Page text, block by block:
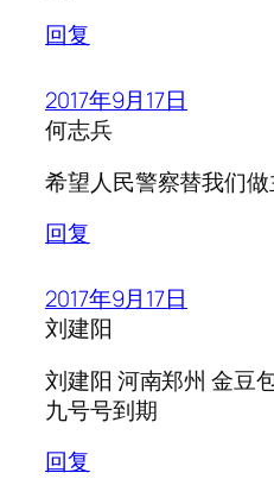
回复
2017年9月17日
何志兵
希望人民警察替我们
回复
2017年9月17日
刘建阳
刘建阳 河南郑州 金豆
九号号到期
回复